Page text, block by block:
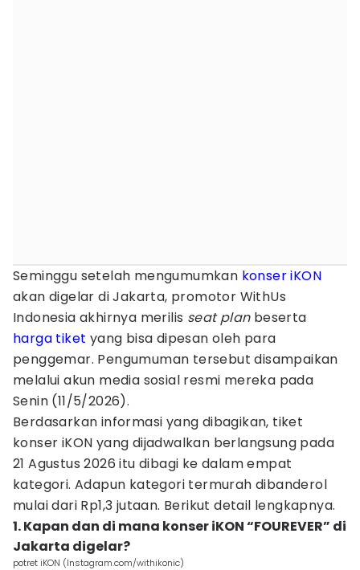
Seminggu setelah mengumumkan konseriKON
akan digelar di Jakarta, promotor WithUs
Indonesia akhirnya merilis seat plan beserta
harga tiket yang bisa dipesan oleh para
penggemar. Pengumuman tersebut disampaikan
melalui akun media sosial resmi mereka pada
Senin (11/5/2026).
Berdasarkan informasi yang dibagikan, tiket
konser iKON yang dijadwalkan berlangsung pada
21 Agustus 2026 itu dibagi ke dalam empat
kategori. Adapun kategori termurah dibanderol
mulai dari Rp1,3 jutaan. Berikut detail lengkapnya.
1. Kapan dan di mana konser iKON “FOUREVER” di
Jakarta digelar?
potret iKON (Instagram.com/withikonic)